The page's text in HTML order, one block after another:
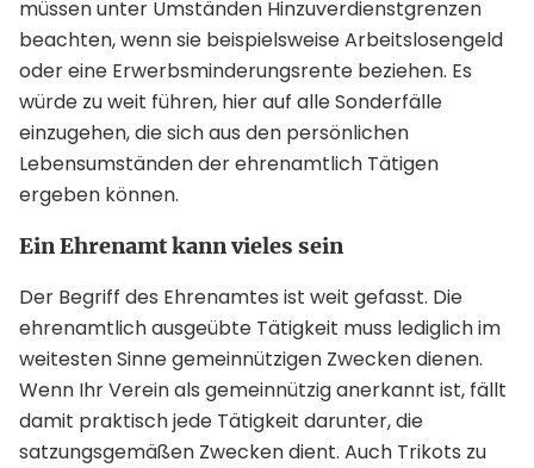
müssen unter Umständen Hinzuverdienstgrenzen
beachten, wenn sie beispielsweise Arbeitslosengeld
oder eine Erwerbsminderungsrente beziehen. Es
würde zu weit führen, hier auf alle Sonderfälle
einzugehen, die sich aus den persönlichen
Lebensumständen der ehrenamtlich Tätigen
ergeben können.
Ein Ehrenamt kann vieles sein
Der Begriff des Ehrenamtes ist weit gefasst. Die
ehrenamtlich ausgeübte Tätigkeit muss lediglich im
weitesten Sinne gemeinnützigen Zwecken dienen.
Wenn Ihr Verein als gemeinnützig anerkannt ist, fällt
damit praktisch jede Tätigkeit darunter, die
satzungsgemäßen Zwecken dient. Auch Trikots zu